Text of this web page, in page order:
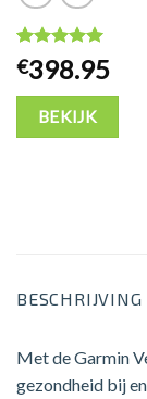
Waardering9
gebaseerd op
53
klantbeoordelingen
€398.95
BEKIJK
BESCHRIJVING
Met de Garmin
gezondheid bij